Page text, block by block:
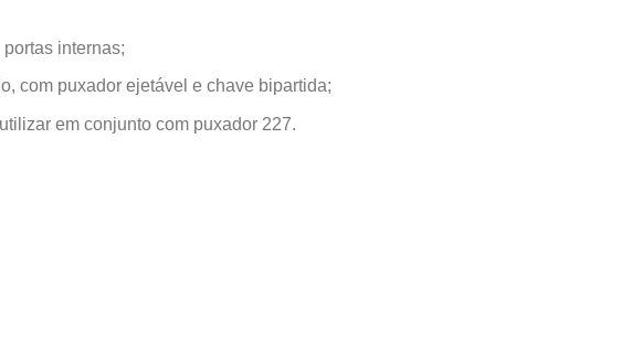
internas;
com puxador ejetável e chave bipartida;
em conjunto com puxador 227.